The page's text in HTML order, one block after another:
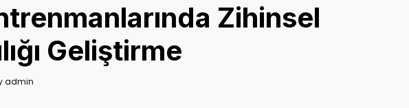
Zihinsel
Geliştirme
admin